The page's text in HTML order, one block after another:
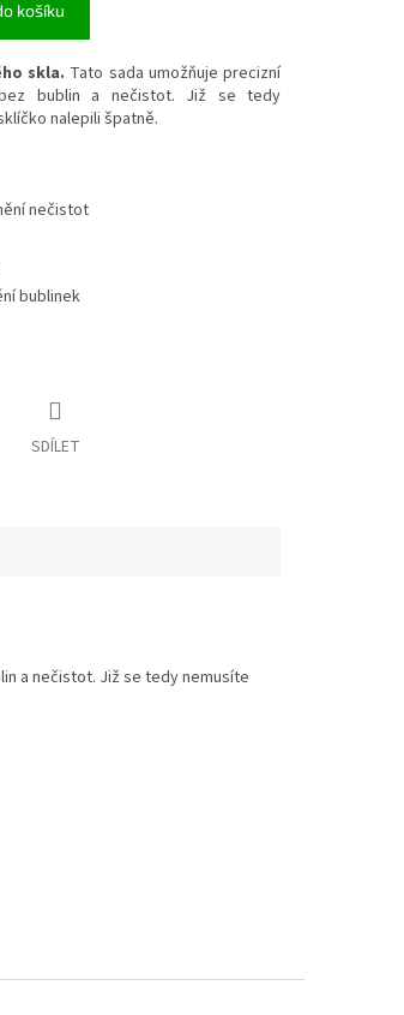
košíku
skla. Tato sada umožňuje precizní
bublin a nečistot. Již se tedy
nalepili špatně.
nečistot
bublinek
SDÍLET
a nečistot. Již se tedy nemusíte